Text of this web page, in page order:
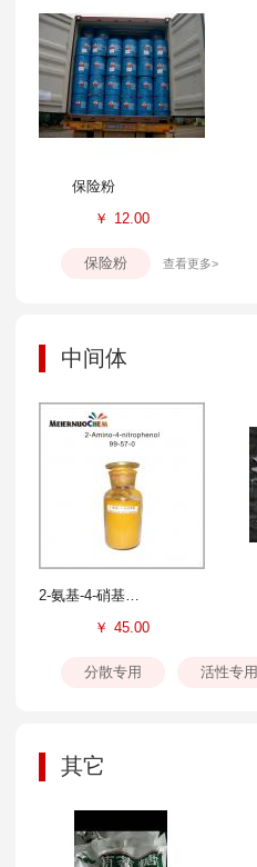
保险粉
￥ 12.00
保险粉 查看更多>
中间体
￥ 45.00
分散专用 活性专用
其它